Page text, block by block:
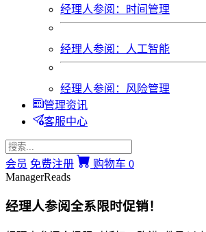
经理人参阅：时间管理
经理人参阅：人工智能
经理人参阅：风险管理
管理资讯
客服中心
会员 免费注册 购物车 0
ManagerReads
经理人参阅全系限时促销！